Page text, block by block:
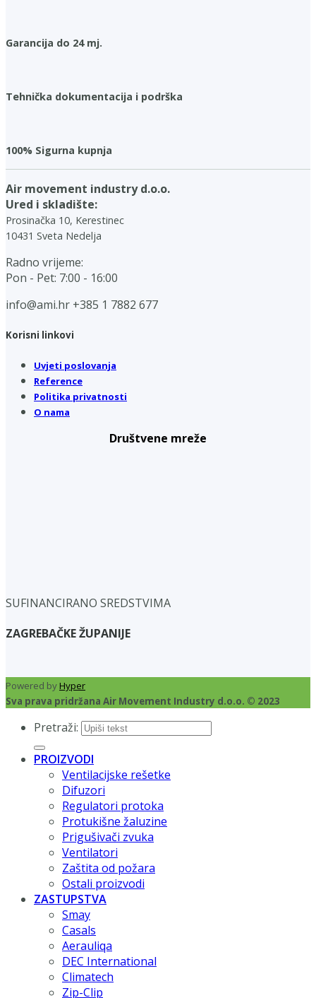
Garancija do 24 mj.
Tehnička dokumentacija i podrška
100% Sigurna kupnja
Air movement industry d.o.o.
Ured i skladište:
Prosinačka 10, Kerestinec
10431 Sveta Nedelja
Radno vrijeme:
Pon - Pet: 7:00 - 16:00
info@ami.hr +385 1 7882 677
Korisni linkovi
Uvjeti poslovanja
Reference
Politika privatnosti
O nama
Društvene mreže
SUFINANCIRANO SREDSTVIMA
ZAGREBAČKE ŽUPANIJE
Powered byHyper
Sva prava pridržana Air Movement Industry d.o.o. © 2023
Pretraži:
PROIZVODI
Ventilacijske rešetke
Difuzori
Regulatori protoka
Protukišne žaluzine
Prigušivači zvuka
Ventilatori
Zaštita od požara
Ostali proizvodi
ZASTUPSTVA
Smay
Casals
Aerauliqa
DEC International
Climatech
Zip-Clip